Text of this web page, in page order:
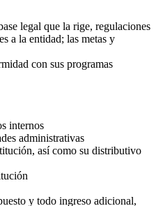
legal que la rige, regulaciones
a la entidad; las metas y
con sus programas
internos
administrativas
así como su distributivo
y todo ingreso adicional,